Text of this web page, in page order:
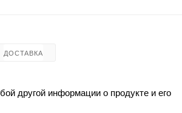
ДОСТАВКА
другой информации о продукте и его